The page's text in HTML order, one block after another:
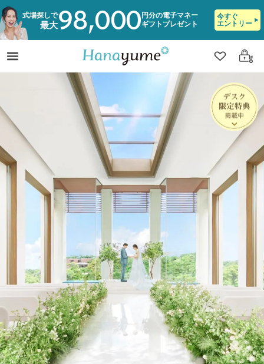
式場探しで
最大98,000 円分の電子マネー
ギフトプレゼント
今すぐ
エントリー
クリップ
ログ